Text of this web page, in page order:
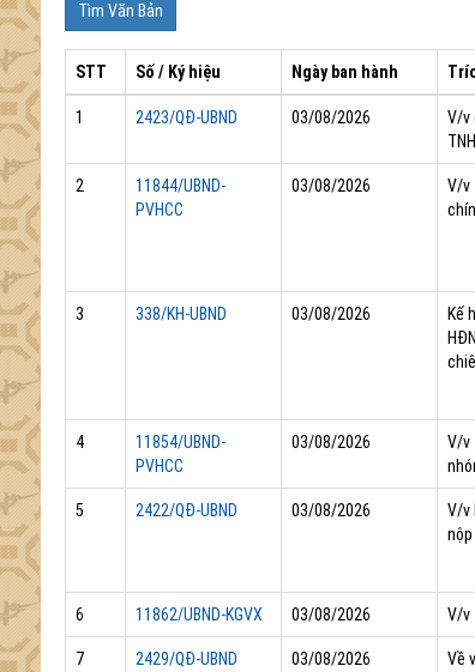
STT Số / Ký hiệu Ngày ban hành
1 2423/QĐ-UBND 03/08/2026
V/v
2
11844/UBND-
PVHCC
03/08/2026
V/v
3 338/KH-UBND 03/08/2026
Kế
4
11854/UBND-
PVHCC
03/08/2026
V/v
5 2422/QĐ-UBND 03/08/2026
V/v
6 11862/UBND-KGVX 03/08/2026 V/v
7 2429/QĐ-UBND 03/08/2026
Về